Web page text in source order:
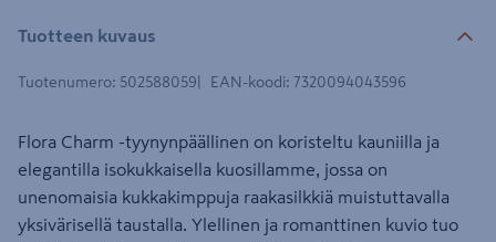
Tuotteen kuvaus
Tuotenumero: 502588059 EAN-koodi: 7320094043596
Flora Charm -tyynynpäällinen on koristeltu kauniilla ja
elegantilla isokukkaisella kuosillamme, jossa on
unenomaisia kukkakimppuja raakasilkkiä muistuttavalla
yksivärisellä taustalla. Ylellinen ja romanttinen kuvio tuo